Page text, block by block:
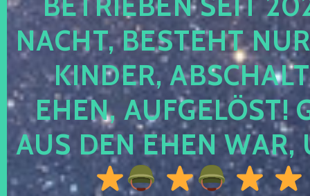
CHT, BESTEHT NUR
NDER,
EN, AUFGELÖST!
S DEN EHEN WAR,